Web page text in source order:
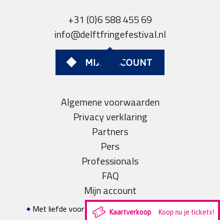
Kaartverkoop Koop nu je tickets!
+31 (0)6 588 455 69
info@delftfringefestival.nl
MIJN ACCOUNT
Algemene voorwaarden
Privacy verklaring
Partners
Pers
Professionals
FAQ
Mijn account
Met liefde voor theater gerealiseerd doorStudio